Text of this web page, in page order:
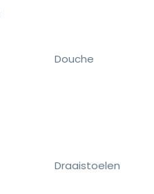
Douche
Draaistoelen